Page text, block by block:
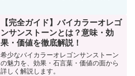
【完全ガイド】バイカラーオレゴ
ンサンストーンとは？意味・効
果・価値を徹底解説！
希少なバイカラーオレゴンサンストーン
の魅力を、効果・石言葉・価値の面から
詳しく解説します。